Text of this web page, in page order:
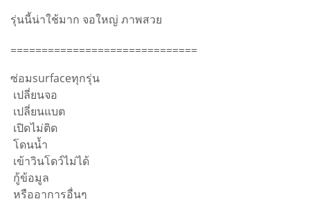
รุ่นนี้น่าใช้มาก จอใหญ่ ภาพสวย
==============================
ซ่อมsurfaceทุกรุ่น
เปลี่ยนจอ
เปลี่ยนแบต
เปิดไม่ติด
โดนน้ำ
เข้าวินโดว์ไม่ได้
กู้ข้อมูล
หรืออาการอื่นๆ